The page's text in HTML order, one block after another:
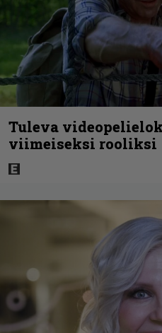
Tuleva
viimeiseksi rooliksi